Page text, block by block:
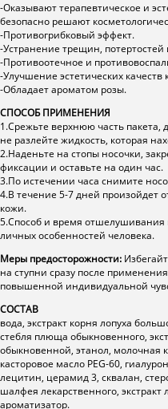
-Оказывают терапевтическое и
безопасно решают
-Противогрибковый эффект.
-Устранение трещин, потертостей
-Противоотечное и
-Улучшение эстетических качеств
-Обладает ароматом розы.
СПОСОБ ПРИМЕНЕНИЯ
1.Срежьте верхнюю часть пакета,
не разлейте жидкость, которая
2.Наденьте на стопы носочки,
фиксации и оставьте на один час.
3.По истечении часа снимите
4.В течение 5-7 дней произойдет
кожи.
5.Способ и время отшелушивания
личных особенностей человека.
Меры предосторожности:
на ступни сразу после
повышенной индивидуальной
СОСТАВ
вода, экстракт корня лопуха
стебля плюща обыкновенного,
обыкновенной, этанол, молочная
касторовое масло PEG-60,
лецитин, церамид 3, сквалан,
шалфея лекарственного,
ароматизатор.